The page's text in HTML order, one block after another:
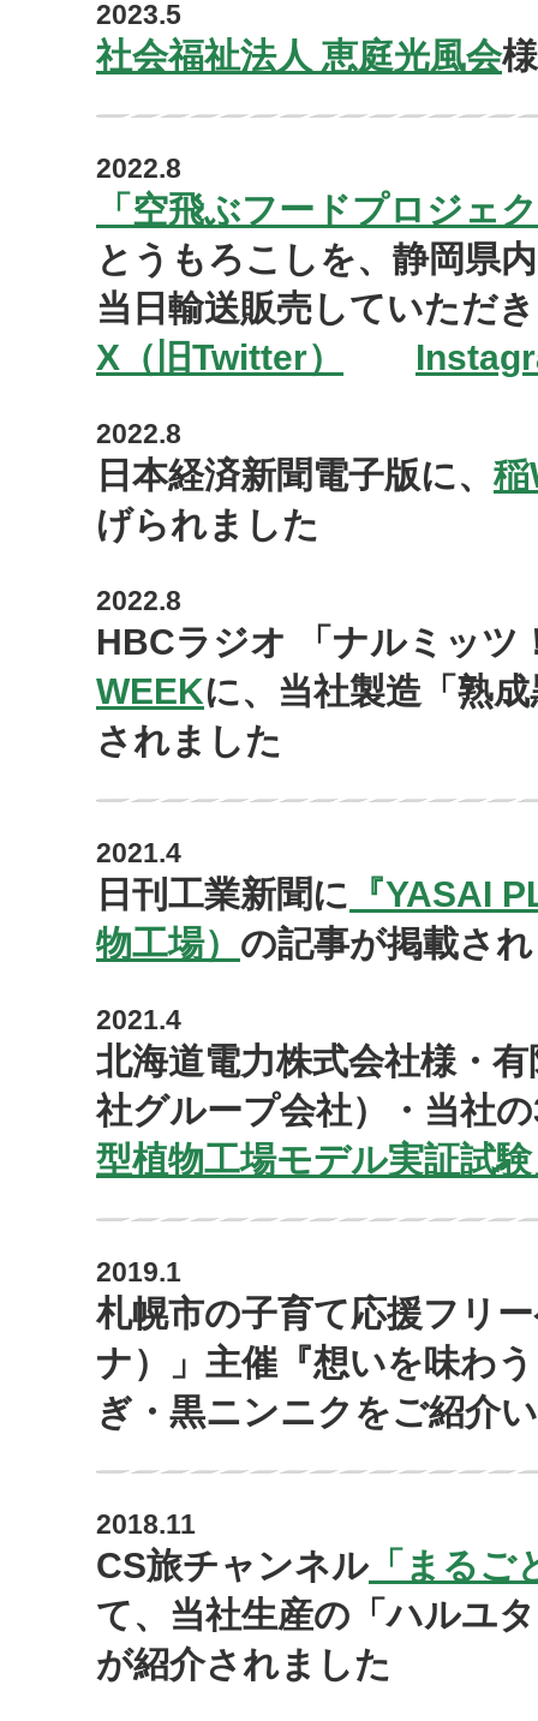
2023.5
社会福祉法人 恵庭光風会
2022.8
「空飛ぶフードプロジェ
とうもろこしを、静岡県
当日輸送販売していただ
X（旧Twitter）
2022.8
日本経済新聞電子版に、 稲
げられました
2022.8
HBCラジオ 「ナルミッツ
WEEKに、当社製造「熟
されました
2021.4
日刊工業新聞に 『YASAI
物工場） の記事が掲載さ
2021.4
北海道電力株式会社様・
社グループ会社）・当社
型植物工場モデル実証試
2019.1
札幌市の子育て応援フリ
ナ）」主催 『想いを味わ
ぎ・黒ニンニクをご紹介
2018.11
CS旅チャンネル「まるご
て、当社生産の「ハルユ
が紹介されました